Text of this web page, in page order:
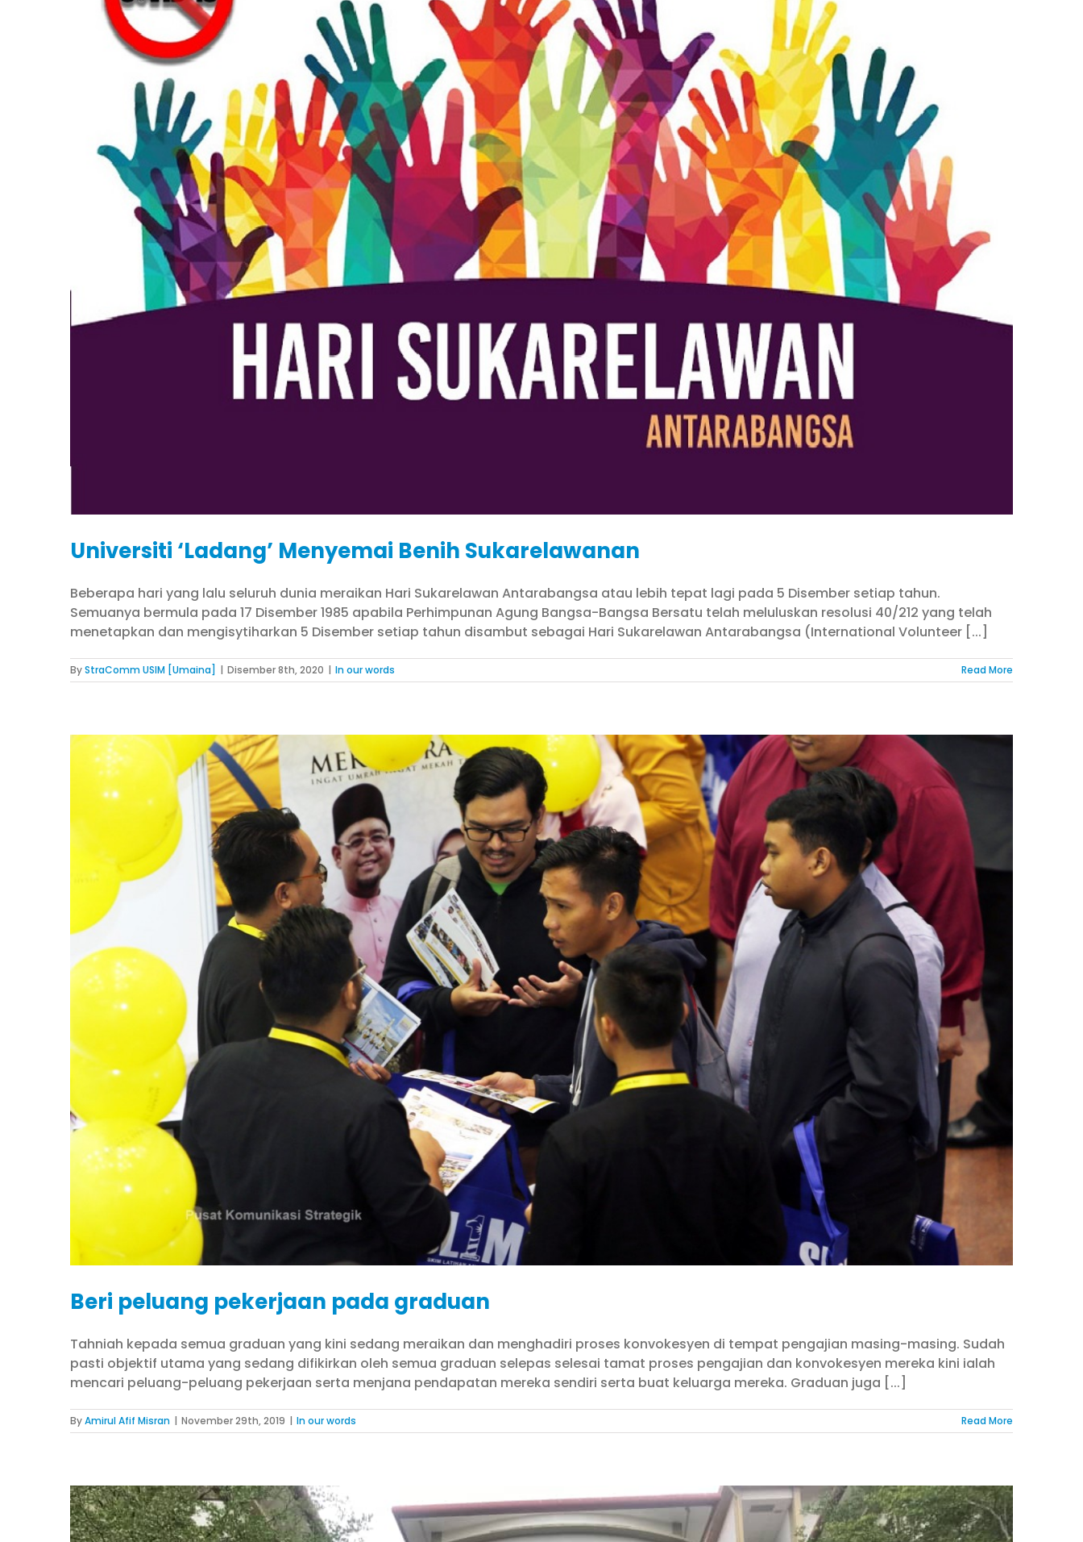
Universiti ‘Ladang’ Menyemai Benih Sukarelawanan
Beberapa hari yang lalu seluruh dunia meraikan Hari Sukarelawan Antarabangsa atau lebih tepat lagi pada 5 Disember setiap tahun.
Semuanya bermula pada 17 Disember 1985 apabila Perhimpunan Agung Bangsa-Bangsa Bersatu telah meluluskan resolusi 40/212 yang telah
menetapkan dan mengisytiharkan 5 Disember setiap tahun disambut sebagai Hari Sukarelawan Antarabangsa (International Volunteer [...]
ByStraComm USIM [Umaina] | Disember 8th, 2020 | In our words Read More
Beri peluang pekerjaan pada graduan
Tahniah kepada semua graduan yang kini sedang meraikan dan menghadiri proses konvokesyen di tempat pengajian masing-masing. Sudah
pasti objektif utama yang sedang difikirkan oleh semua graduan selepas selesai tamat proses pengajian dan konvokesyen mereka kini ialah
mencari peluang-peluang pekerjaan serta menjana pendapatan mereka sendiri serta buat keluarga mereka. Graduan juga [...]
ByAmirul Afif Misran | November 29th, 2019 | In our words Read More